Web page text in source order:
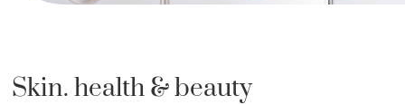
Skin. health & beauty